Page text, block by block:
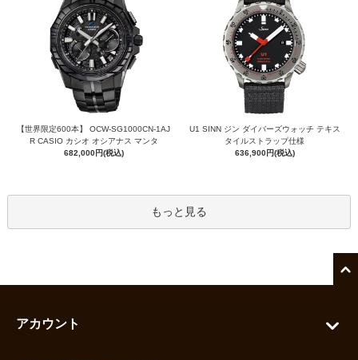
【世界限定600本】 OCW-SG1000CN-1AJ
R CASIO カシオ オシアナス マンタ
682,000円(税込)
U1 SINN ジン ダイバーズウォッチ テキス
タイルストラップ仕様
636,900円(税込)
もっと見る
アカウント